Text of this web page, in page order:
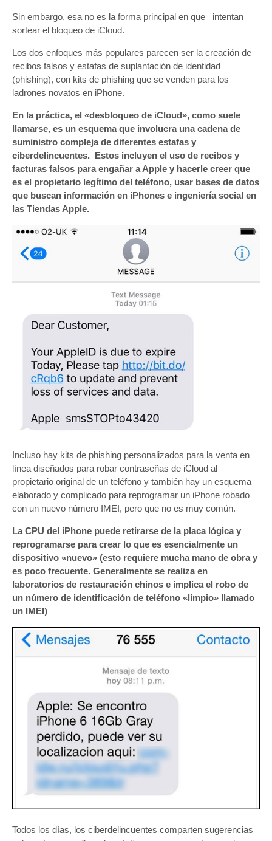
Sin embargo, esa no es la forma principal en que intentan
sortear el bloqueo de iCloud.
Los dos enfoques más populares parecen ser la creación de
recibos falsos y estafas de suplantación de identidad
(phishing), con kits de phishing que se venden para los
ladrones novatos en iPhone.
En la práctica, el «desbloqueo de iCloud», como suele
llamarse, es un esquema que involucra una cadena de
suministro compleja de diferentes estafas y
ciberdelincuentes. Estos incluyen el uso de recibos y
facturas falsos para engañar a Apple y hacerle creer que
es el propietario legítimo del teléfono, usar bases de datos
que buscan información en iPhones e ingeniería social en
las Tiendas Apple.
Incluso hay kits de phishing personalizados para la venta en
línea diseñados para robar contraseñas de iCloud al
propietario original de un teléfono y también hay un esquema
elaborado y complicado para reprogramar un iPhone robado
con un nuevo número IMEI, pero que no es muy común.
La CPU del iPhone puede retirarse de la placa lógica y
reprogramarse para crear lo que es esencialmente un
dispositivo «nuevo» (esto requiere mucha mano de obra y
es poco frecuente. Generalmente se realiza en
laboratorios de restauración chinos e implica el robo de
un número de identificación de teléfono «limpio» llamado
un IMEI)
Todos los días, los ciberdelincuentes comparten sugerencias